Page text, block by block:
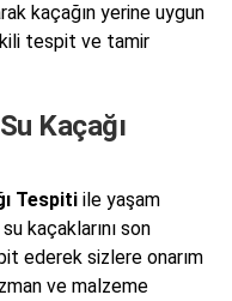
kaçağın yerine uygun
tespit ve tamir
Kaçağı
Tespiti ile yaşam
kaçaklarını son
ederek sizlere onarım
ve malzeme